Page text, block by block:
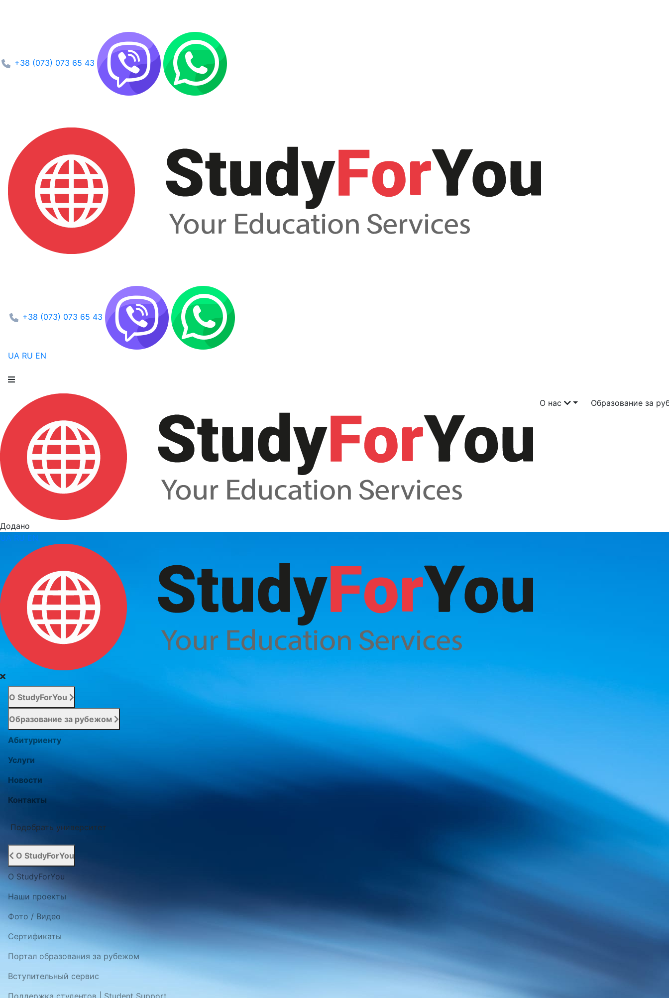
+38 (073) 073 65 43
+38 (073) 073 65 43
UA RU EN
О нас Образование за
Додано
UA RU EN
О StudyForYou
Образование за рубежом
Абитуриенту
Услуги
Новости
Контакты
Подобрать университет
О StudyForYou
О StudyForYou
Наши проекты
Фото / Видео
Cертификаты
Портал образования за рубежом
Вступительный сервис
Поддержка студентов | Student Support